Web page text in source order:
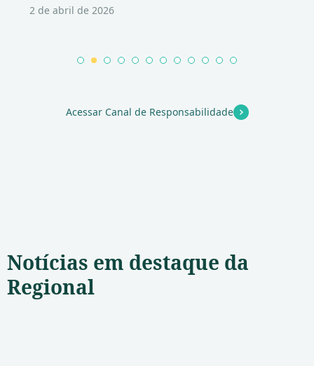
2 de abril de 2026
3 10 11 12
Acessar Canal de Responsabilidade
Notícias em destaque da
Regional